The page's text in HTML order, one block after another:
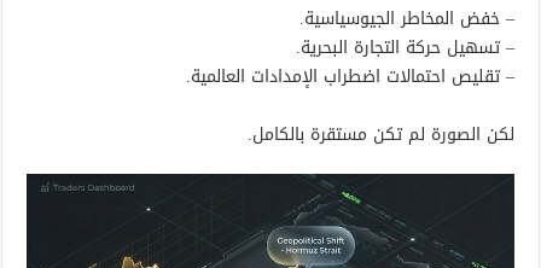
– خفض المخاطر الجيوسياسية.
– تسهيل حركة التجارة البحرية.
– تقليص احتمالات اضطراب الإمدادات العالمية.
لكن الصورة لم تكن مستقرة بالكامل.